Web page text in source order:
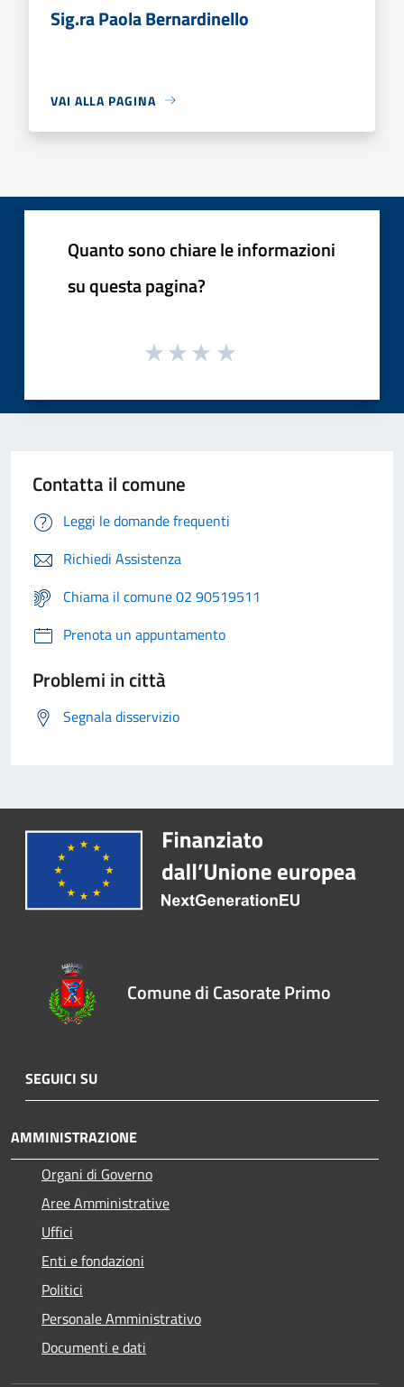
Sig.ra Paola Bernardinello
VAI ALLA PAGINA
Quanto sono chiare le informazioni
su questa pagina?
Contatta il comune
Leggi le domande frequenti
Richiedi Assistenza
Chiama il comune 02 90519511
Prenota un appuntamento
Problemi in città
Segnala disservizio
Comune di Casorate Primo
SEGUICI SU
AMMINISTRAZIONE
Organi di Governo
Aree Amministrative
Uffici
Enti e fondazioni
Politici
Personale Amministrativo
Documenti e dati